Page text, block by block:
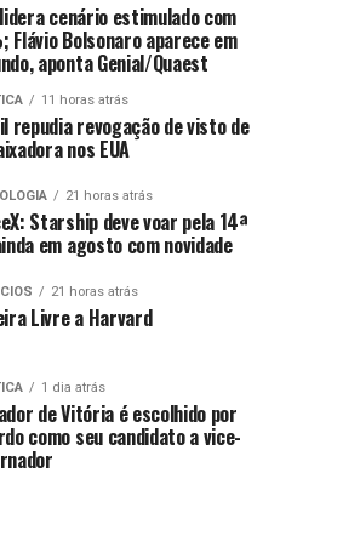
cenário estimulado com
Flávio Bolsonaro aparece em
aponta Genial/Quaest
11 horas atrás
repudia revogação de visto de
nos EUA
21 horas atrás
Starship deve voar pela 14ª
em agosto com novidade
21 horas atrás
Livre a Harvard
1 dia atrás
de Vitória é escolhido por
como seu candidato a vice-